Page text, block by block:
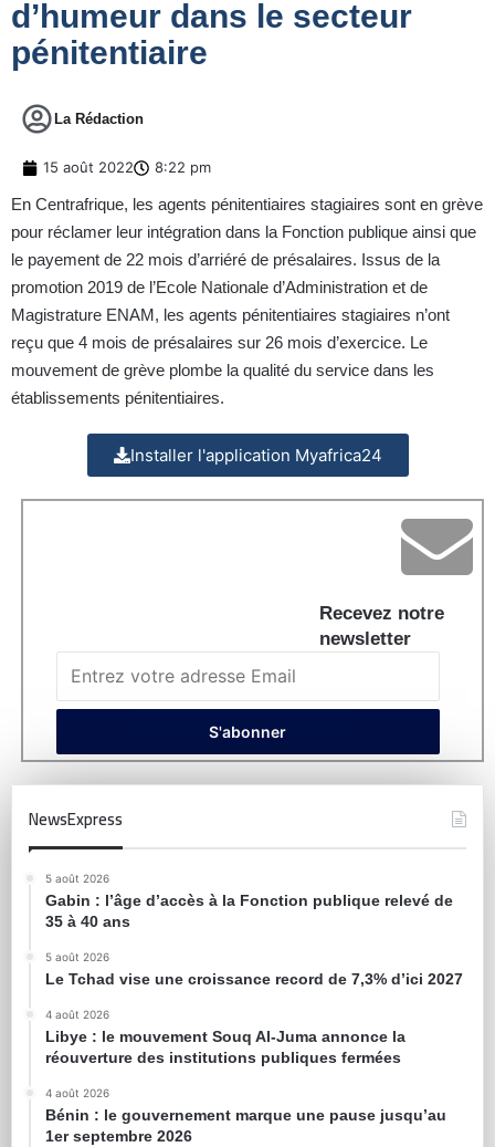
d’humeur dans le secteur
pénitentiaire
La Rédaction
15 août 2022 8:22 pm
En Centrafrique, les agents pénitentiaires stagiaires sont en grève
pour réclamer leur intégration dans la Fonction publique ainsi que
le payement de 22 mois d’arriéré de présalaires. Issus de la
promotion 2019 de l’Ecole Nationale d’Administration et de
Magistrature ENAM, les agents pénitentiaires stagiaires n’ont
reçu que 4 mois de présalaires sur 26 mois d’exercice. Le
mouvement de grève plombe la qualité du service dans les
établissements pénitentiaires.
Installer l'application Myafrica24
Recevez notre
newsletter
NewsExpress
5 août 2026
Gabin : l’âge d’accès à la Fonction publique relevé de
35 à 40 ans
5 août 2026
Le Tchad vise une croissance record de 7,3% d’ici 2027
4 août 2026
Libye : le mouvement Souq Al-Juma annonce la
réouverture des institutions publiques fermées
4 août 2026
Bénin : le gouvernement marque une pause jusqu’au
1er septembre 2026